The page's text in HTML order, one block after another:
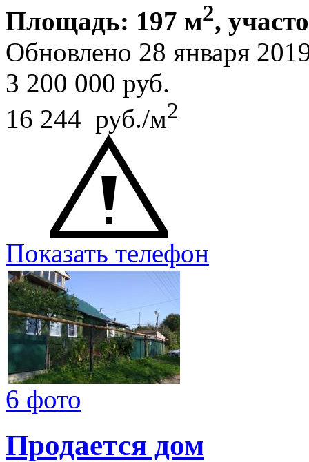
Площадь: 197 м2,
Обновлено 28 января
3 200 000 руб.
16 244 руб./м2
Показать телефон
6 фото
Продается дом